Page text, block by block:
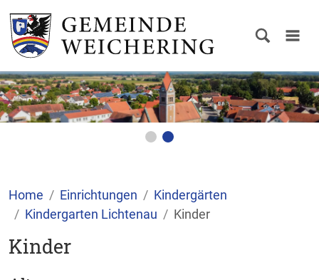
Home Einrichtungen
Kindergärten
Kindergarten Lichtenau
Kinder
Kinder